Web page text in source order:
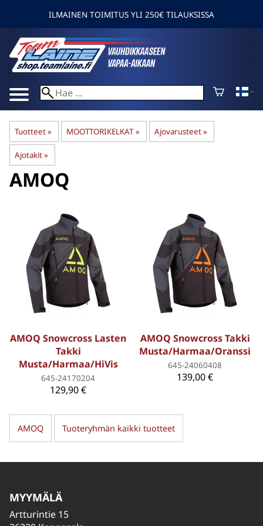
ILMAINEN TOIMITUS YLI 250€ TILAUKSISSA
Tuotteet‪» MOOTTORIKELKAT ‪» Ajovarusteet‪»
Ajotakit‪»
AMOQ
AMOQ Snowcross Lasten
Takki
Musta/Harmaa/HiVis
645-24170204
129,90 €
AMOQ Snowcross Takki
Musta/Harmaa/Oranssi
645-24060408
139,00 €
AMOQ Tuoteryhmän kaikki tuotteet
MYYMÄLÄ
Artturintie 15